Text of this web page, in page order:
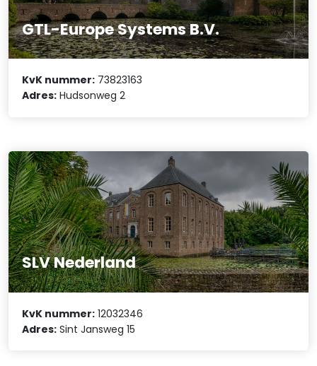
GTL-Europe Systems B.V.
KvK nummer: 73823163
Adres: Hudsonweg 2
SLV Nederland
KvK nummer: 12032346
Adres: Sint Jansweg 15